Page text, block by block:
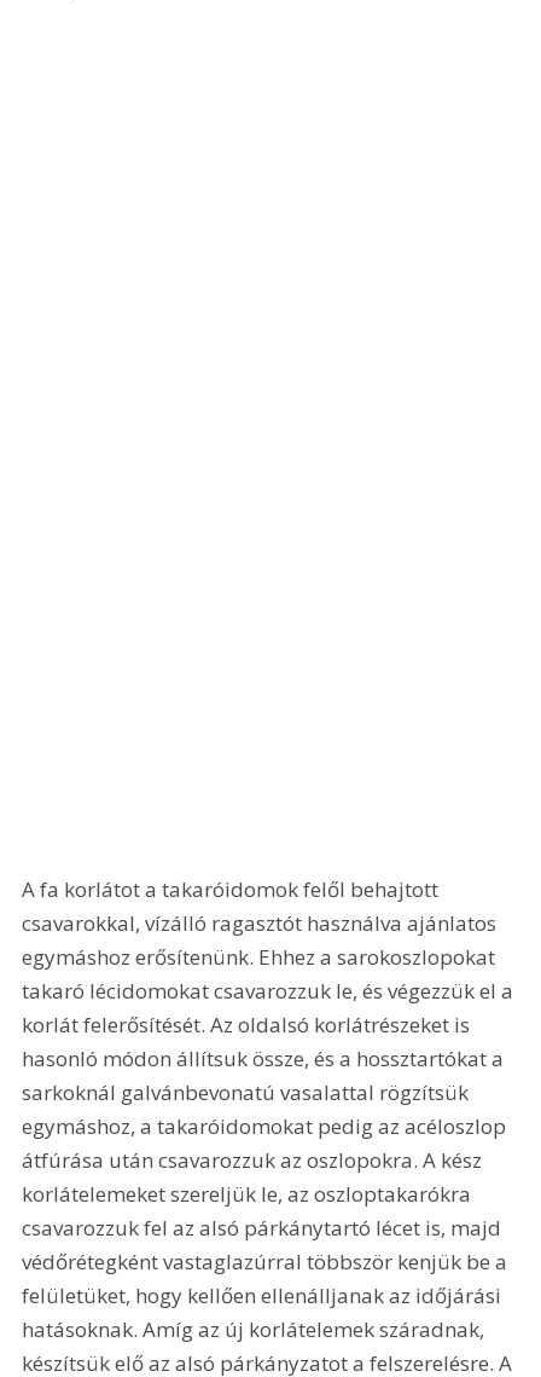
A fa korlátot a takaróidomok felől behajtott
csavarokkal, vízálló ragasztót használva ajánlatos
egymáshoz erősítenünk. Ehhez a sarokoszlopokat
takaró lécidomokat csavarozzuk le, és végezzük el a
korlát felerősítését. Az oldalsó korlátrészeket is
hasonló módon állítsuk össze, és a hossztartókat a
sarkoknál galvánbevonatú vasalattal rögzítsük
egymáshoz, a takaróidomokat pedig az acéloszlop
átfúrása után csavarozzuk az oszlopokra. A kész
korlátelemeket szereljük le, az oszloptakarókra
csavarozzuk fel az alsó párkánytartó lécet is, majd
védőrétegként vastaglazúrral többször kenjük be a
felületüket, hogy kellően ellenálljanak az időjárási
hatásoknak. Amíg az új korlátelemek száradnak,
készítsük elő az alsó párkányzatot a felszerelésre. A